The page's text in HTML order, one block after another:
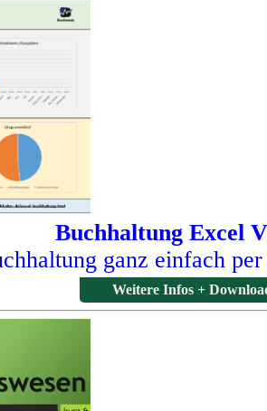
Buchhaltung Excel
ganz einfach
Weitere Infos +